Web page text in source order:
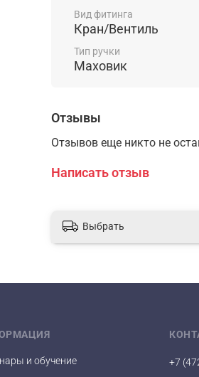
Вид фитинга
Кран/Вентиль
Тип ручки
Маховик
Отзывы
Отзывов еще никто не
Написать отзыв
Выбрать
и обучение +7